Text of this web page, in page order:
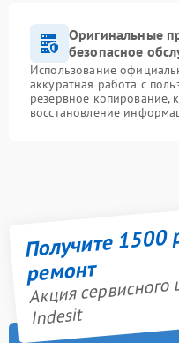
Оригинальные
безопасное
Использование
аккуратная работа с
резервное копирование,
восстановление
Получите 1500
ремонт
Акция сервисного
Indesit